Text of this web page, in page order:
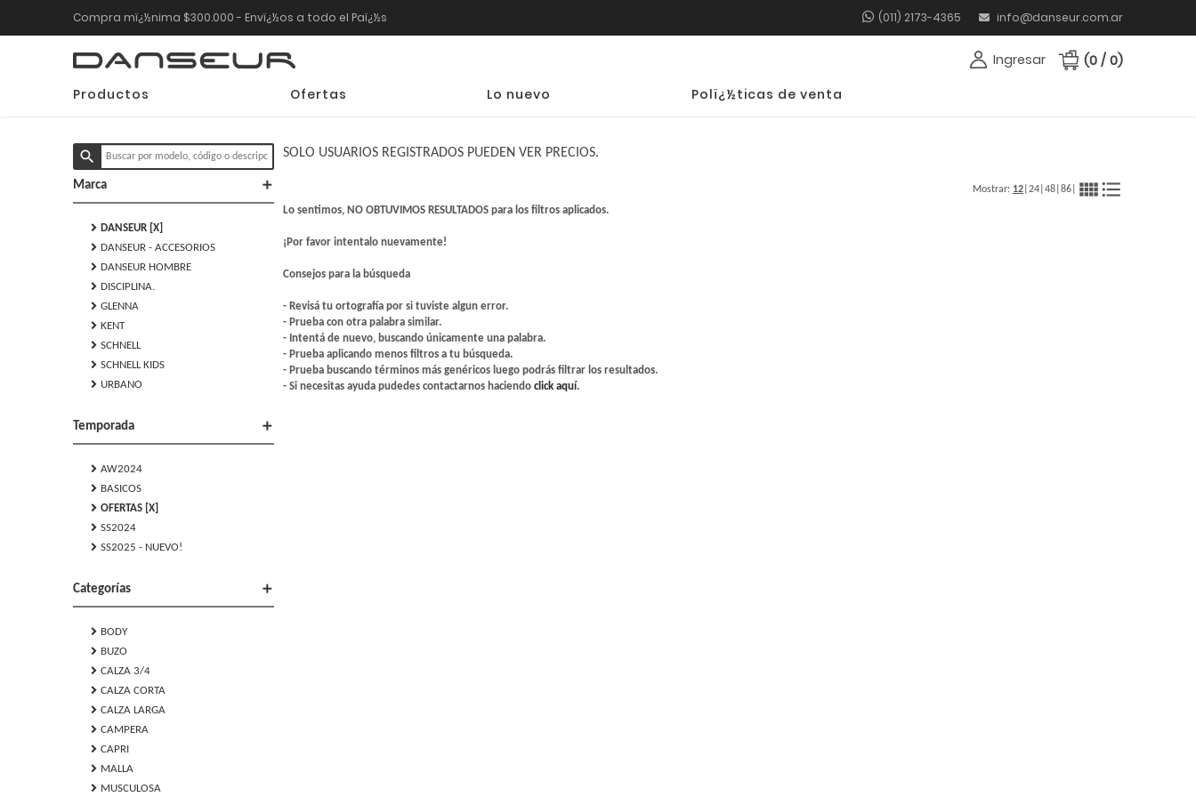
Compra mï¿½nima $300.000 - Envï¿½os a todo el Paï¿½s (011) 2173-4365 info@danseur.com.ar
Ingresar (0 / 0)
Productos Ofertas Lo nuevo Polï¿½ticas de venta
search
Marca add
chevron_right DANSEUR [X]
chevron_right DANSEUR - ACCESORIOS
chevron_right DANSEUR HOMBRE
chevron_right DISCIPLINA.
chevron_right GLENNA
chevron_right KENT
chevron_right SCHNELL
chevron_right SCHNELL KIDS
chevron_right URBANO
Temporada add
chevron_right AW2024
chevron_right BASICOS
chevron_right OFERTAS [X]
chevron_right SS2024
chevron_right SS2025 - NUEVO!
Categorías add
chevron_right BODY
chevron_right BUZO
chevron_right CALZA 3/4
chevron_right CALZA CORTA
chevron_right CALZA LARGA
chevron_right CAMPERA
chevron_right CAPRI
chevron_right MALLA
chevron_right MUSCULOSA
SOLO USUARIOS REGISTRADOS PUEDEN VER PRECIOS.
Mostrar: 12 24 48 86 view_comfyformat_list_bulleted
Lo sentimos, NO OBTUVIMOS RESULTADOS para los filtros aplicados.
¡Por favor intentalo nuevamente!
Consejos para la búsqueda
- Revisá tu ortografía por si tuviste algun error.
- Prueba con otra palabra similar.
- Intentá de nuevo, buscando únicamente una palabra.
- Prueba aplicando menos filtros a tu búsqueda.
- Prueba buscando términos más genéricos luego podrás filtrar los resultados.
- Si necesitas ayuda pudedes contactarnos haciendo click aquí.